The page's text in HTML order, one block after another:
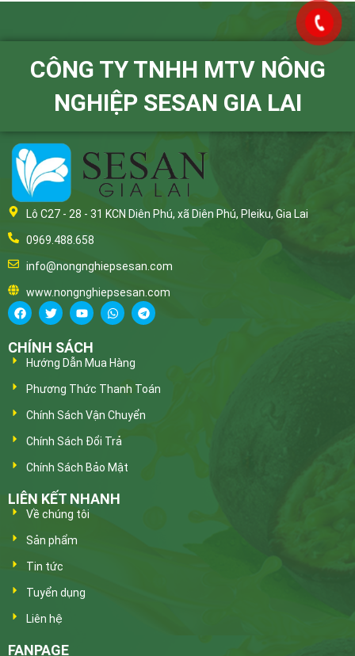
CÔNG TY TNHH MTV NÔNG
NGHIỆP SESAN GIA LAI
Lô C27 - 28 - 31 KCN Diên Phú, xã Diên Phú, Pleiku, Gia Lai
0969.488.658
info@nongnghiepsesan.com
www.nongnghiepsesan.com
CHÍNH SÁCH
Hướng Dẫn Mua Hàng
Phương Thức Thanh Toán
Chính Sách Vận Chuyển
Chính Sách Đổi Trả
Chính Sách Bảo Mật
LIÊN KẾT NHANH
Về chúng tôi
Sản phẩm
Tin tức
Tuyển dụng
Liên hệ
FANPAGE